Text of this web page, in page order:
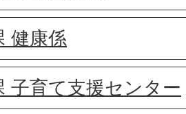
健康係
子育て支援センター